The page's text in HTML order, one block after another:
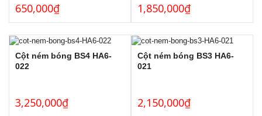
650,000₫ 1,850,000₫
Cột ném bóng BS4 HA6-
022
3,250,000₫
Cột ném bóng BS3 HA6-
021
2,150,000₫